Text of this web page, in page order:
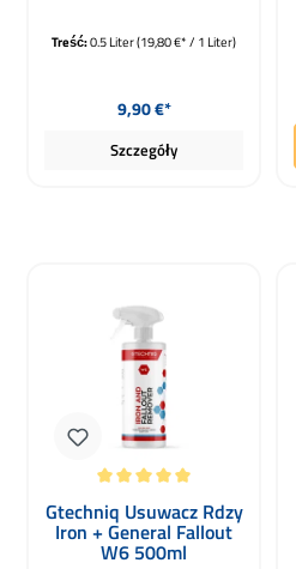
Treść:0.5 Liter(19,80 €* / 1 Liter)
Cena regularna:
9,90 €*
Szczegóły
Średnia ocena 5 z 5 gwiazdek
Gtechniq Usuwacz Rdzy
Iron + General Fallout
W6 500ml